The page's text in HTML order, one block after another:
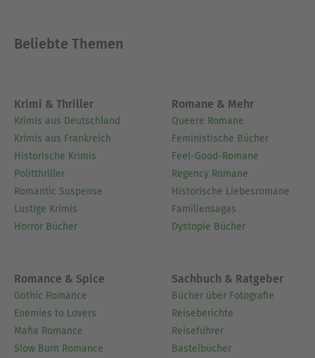
und Einflüsse der Epoche, die das Schreiben
vermittelt die persönlichen Einsichten hinter dem
Text.- Eine gründliche Analyse seziert Symbole,
Motive und Charakterentwicklungen, um tiefere
Bedeutungen offenzulegen.- Reflexionsfragen
laden Sie dazu ein, sich persönlich mit den
Botschaften des Werkes auseinanderzusetzen
und sie mit dem modernen Leben in Verbindung
zu bringen.- Sorgfältig ausgewählte
erklären ungewöhnliche Referenzen, historische
Anspielungen und veraltete Ausdrücke für eine
mühelose, besser informierte Lektüre.
Ausblenden
Beliebte Themen
Krimi & Thriller
Krimis aus Deutschland
Krimis aus Frankreich
Historische Krimis
Politthriller
Romantic Suspense
Lustige Krimis
Horror Bücher
Romane & Mehr
Queere Romane
Feministische Bücher
Feel-Good-Romane
Regency Romane
Historische Liebesromane
Familiensagas
Dystopie Bücher
Romance & Spice
Gothic Romance
Enemies to Lovers
Mafia Romance
Slow Burn Romance
Sachbuch & Ratgeber
Bücher über Fotografie
Reiseberichte
Reiseführer
Bastelbücher